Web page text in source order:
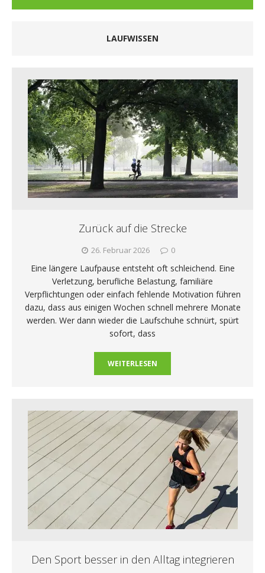
LAUFWISSEN
Zurück auf die Strecke
26. Februar 2026 0
Eine längere Laufpause entsteht oft schleichend. Eine
Verletzung, berufliche Belastung, familiäre
Verpflichtungen oder einfach fehlende Motivation führen
dazu, dass aus einigen Wochen schnell mehrere Monate
werden. Wer dann wieder die Laufschuhe schnürt, spürt
sofort, dass
WEITERLESEN
Den Sport besser in den Alltag integrieren